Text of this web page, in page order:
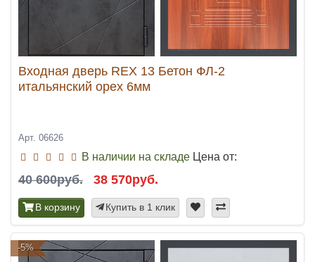
Входная дверь REX 13 Бетон ФЛ-2
итальянский орех 6мм
Арт. 06626
В наличии на складе Цена от:
40 600руб. 38 570руб.
В корзину Купить в 1 клик
-5%